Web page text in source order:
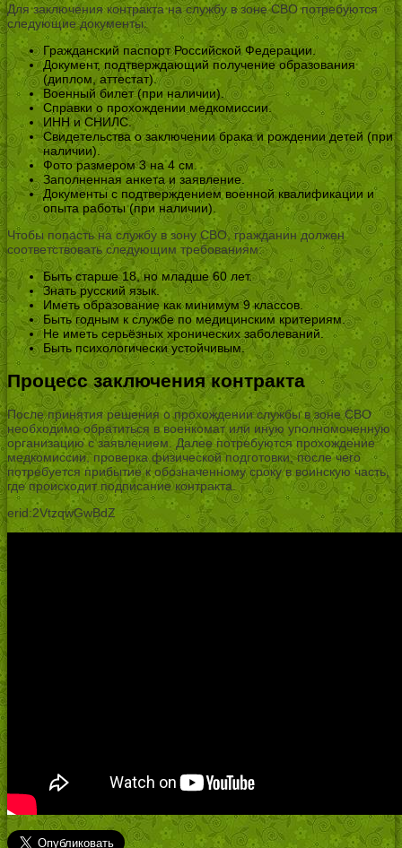
Для заключения контракта на службу в зоне СВО потребуются
следующие документы:
Гражданский паспорт Российской Федерации.
Документ, подтверждающий получение образования
(диплом, аттестат).
Военный билет (при наличии).
Справки о прохождении медкомиссии.
ИНН и СНИЛС.
Свидетельства о заключении брака и рождении детей (при
наличии).
Фото размером 3 на 4 см.
Заполненная анкета и заявление.
Документы с подтверждением военной квалификации и
опыта работы (при наличии).
Чтобы попасть на службу в зону СВО, гражданин должен
соответствовать следующим требованиям:
Быть старше 18, но младше 60 лет.
Знать русский язык.
Иметь образование как минимум 9 классов.
Быть годным к службе по медицинским критериям.
Не иметь серьёзных хронических заболеваний.
Быть психологически устойчивым.
Процесс заключения контракта
После принятия решения о прохождении службы в зоне СВО
необходимо обратиться в военкомат или иную уполномоченную
организацию с заявлением. Далее потребуются прохождение
медкомиссии, проверка физической подготовки, после чего
потребуется прибытие к обозначенному сроку в воинскую часть,
где происходит подписание контракта.
erid:2VtzqwGwBdZ